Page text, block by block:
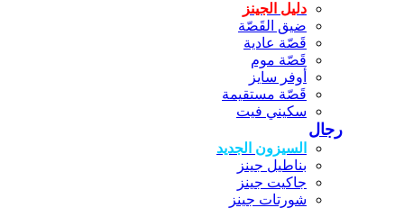
دليل الجينز
ضيق القَصّة
قَصّة عادية
قَصّة موم
أوفر سايز
قَصّة مستقيمة
سكيني فيت
رجال
السيزون الجديد
بناطيل جينز
جاكيت جينز
شورتات جينز